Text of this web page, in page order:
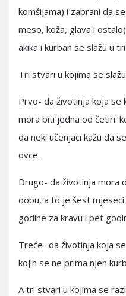
komšijama) i zabrani da
meso, koža, glava i
akika i kurban se slažu u
Tri stvari u kojima se
Prvo- da životinja koja se
mora biti jedna od četiri:
da neki učenjaci kažu da
ovce.
Drugo- da životinja mora
dobu, a to je šest
godine za kravu i pet
Treće- da životinja koja
kojih se ne prima njen
A tri stvari u kojima se